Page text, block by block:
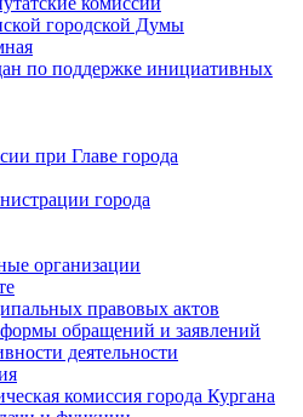
городской Думы
по поддержке инициативных
при Главе города
города
организации
правовых актов
обращений и заявлений
деятельности
комиссия города Кургана